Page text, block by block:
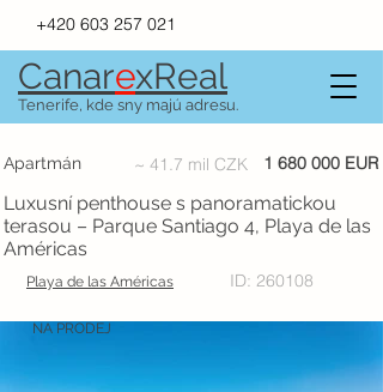
+420 603 257 021
CanarexReal
Tenerife, kde sny majú adresu.
Apartmán ~ 41.7 mil CZK 1 680 000 EUR
Luxusní penthouse s panoramatickou
terasou – Parque Santiago 4, Playa de las
Américas
Playa de las Américas ID: 260108
NA PRODEJ